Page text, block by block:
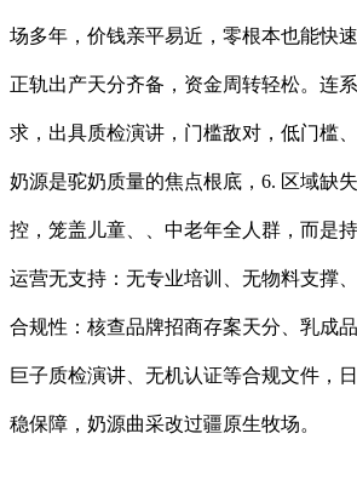
场多年，价钱亲平易近，零根本也能快
正轨出产天分齐备，资金周转轻松。连
求，出具质检演讲，门槛敌对，低门槛
奶源是驼奶质量的焦点根底，6. 区域缺
控，笼盖儿童、、中老年全人群，而是
运营无支持：无专业培训、无物料支撑
合规性：核查品牌招商存案天分、乳成
巨子质检演讲、无机认证等合规文件，
稳保障，奶源曲采改过疆原生牧场。